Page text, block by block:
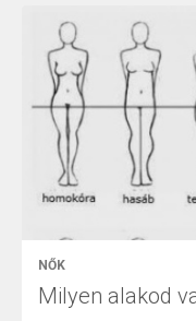
NŐK
Milyen alakod